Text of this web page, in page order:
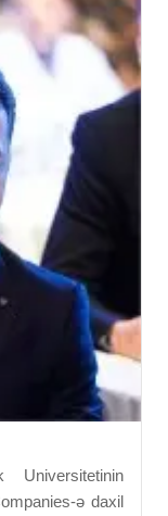
yönümlü
da əldə etdiyi
onun peşəkar
verib. O, BEU
biri kimi
Universitetinin
ə daxil